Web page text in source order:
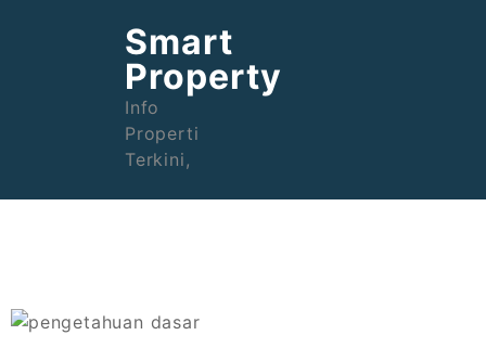
Smart
Property
Info
Properti
Terkini,